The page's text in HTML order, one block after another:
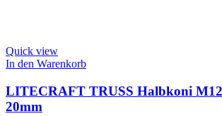
Quick view
In den Warenkorb
LITECRAFT TRUSS Halbkoni
20mm